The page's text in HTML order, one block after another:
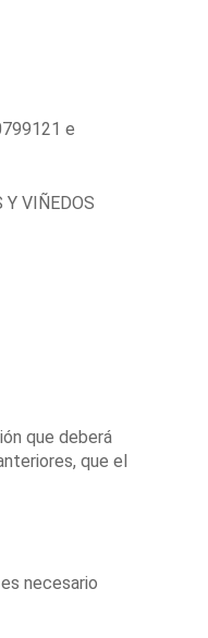
e
VIÑEDOS
que deberá
que el
necesario